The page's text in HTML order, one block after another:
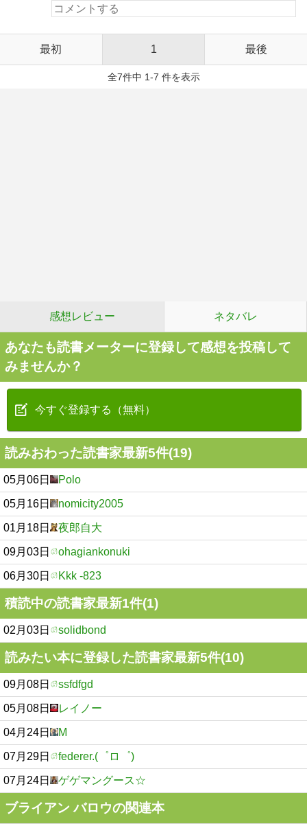
最初 1 最後
全7件中 1-7 件を表示
感想レビュー ネタバレ
あなたも読書メーターに登録して感想を投稿して
みませんか？
今すぐ登録する（無料）
読みおわった読書家最新5件(19)
05月06日 Polo
05月16日 nomicity2005
01月18日 夜郎自大
09月03日 ohagiankonuki
06月30日 Kkk -823
積読中の読書家最新1件(1)
02月03日 solidbond
読みたい本に登録した読書家最新5件(10)
09月08日 ssfdfgd
05月08日 レイノー
04月24日 M
07月29日 federer.(゜ロ゜)
07月24日 ゲゲマングース☆
ブライアン バロウの関連本